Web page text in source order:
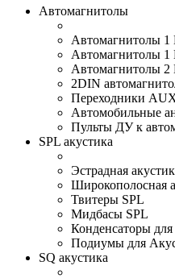
Автомагнитолы
Автомагнитолы 1
Автомагнитолы 1
Автомагнитолы 2
2DIN
Переходники
Автомобильные
Пульты ДУ к
SPL акустика
Эстрадная
Широкополосная
Твитеры SPL
Мидбасы SPL
Конденсаторы
Подиумы для
SQ акустика